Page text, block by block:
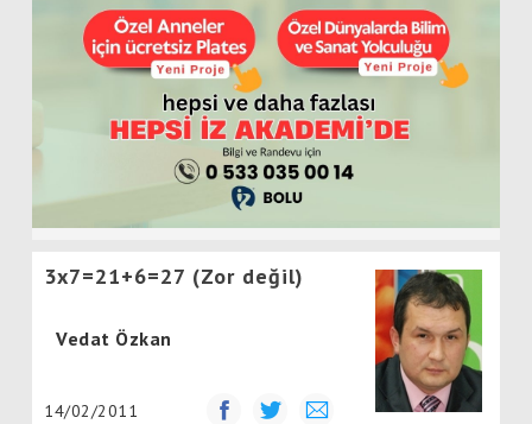
3x7=21+6=27 (Zor değil)
Vedat Özkan
14/02/2011